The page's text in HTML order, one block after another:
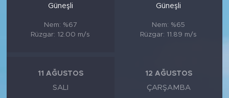
Güneşli
Nem: %67
Rüzgar: 12.00 m/s
Güneşli
Nem: %65
Rüzgar: 11.89 m/s
11 AĞUSTOS
SALI
12 AĞUSTOS
ÇARŞAMBA